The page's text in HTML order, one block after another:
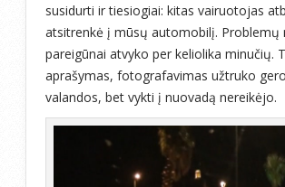
susidurti ir tiesiogiai: kitas vairuotojas
atsitrenkė į mūsų automobilį. Problemų
pareigūnai atvyko per keliolika minučių.
aprašymas, fotografavimas užtruko
valandos, bet vykti į nuovadą nereikėjo.